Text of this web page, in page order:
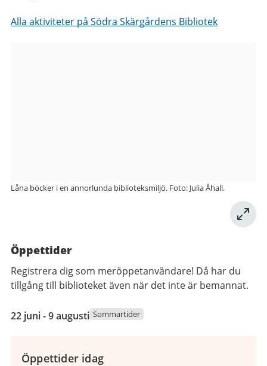
Alla aktiviteter på Södra Skärgårdens Bibliotek
Låna böcker i en annorlunda biblioteksmiljö. Foto: Julia Åhall.
Öppettider
Registrera dig som meröppetanvändare! Då har du
tillgång till biblioteket även när det inte är bemannat.
22
juni
22 juni - 9 augusti Sommartider
Öppettider idag